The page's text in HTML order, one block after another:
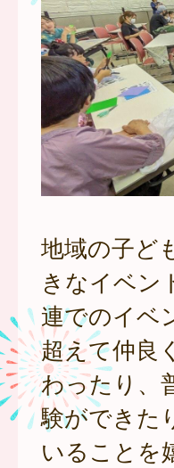
地域の子ど
きなイベン
連でのイベ
超えて仲良
わったり、
験ができた
いることを